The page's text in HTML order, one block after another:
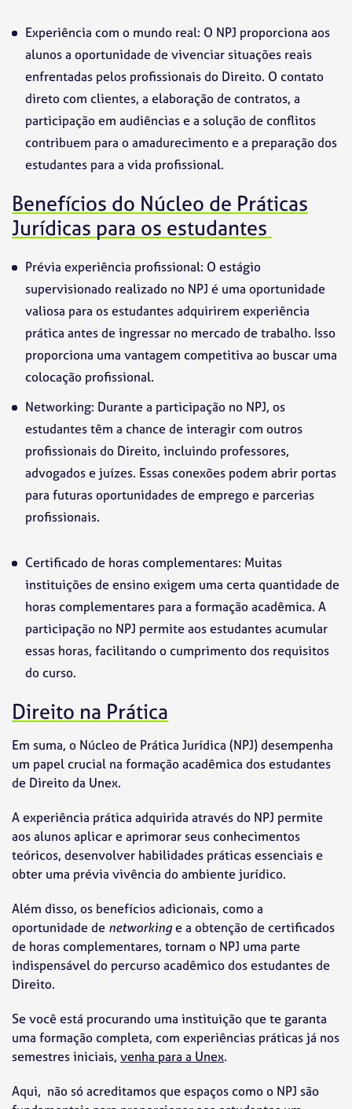
Experiência com o mundo real: O NPJ proporciona aos
alunos a oportunidade de vivenciar situações reais
enfrentadas pelos profissionais do Direito. O contato
direto com clientes, a elaboração de contratos, a
participação em audiências e a solução de conflitos
contribuem para o amadurecimento e a preparação dos
estudantes para a vida profissional.
Benefícios do Núcleo de Práticas
Jurídicas para os estudantes
Prévia experiência profissional: O estágio
supervisionado realizado no NPJ é uma oportunidade
valiosa para os estudantes adquirirem experiência
prática antes de ingressar no mercado de trabalho. Isso
proporciona uma vantagem competitiva ao buscar uma
colocação profissional.
Networking: Durante a participação no NPJ, os
estudantes têm a chance de interagir com outros
profissionais do Direito, incluindo professores,
advogados e juízes. Essas conexões podem abrir portas
para futuras oportunidades de emprego e parcerias
profissionais.
Certificado de horas complementares: Muitas
instituições de ensino exigem uma certa quantidade de
horas complementares para a formação acadêmica. A
participação no NPJ permite aos estudantes acumular
essas horas, facilitando o cumprimento dos requisitos
do curso.
Direito na Prática
Em suma, o Núcleo de Prática Jurídica (NPJ) desempenha
um papel crucial na formação acadêmica dos estudantes
de Direito da Unex.
A experiência prática adquirida através do NPJ permite
aos alunos aplicar e aprimorar seus conhecimentos
teóricos, desenvolver habilidades práticas essenciais e
obter uma prévia vivência do ambiente jurídico.
Além disso, os benefícios adicionais, como a
oportunidade de networkinge a obtenção de certificados
de horas complementares, tornam o NPJ uma parte
indispensável do percurso acadêmico dos estudantes de
Direito.
Se você está procurando uma instituição que te garanta
uma formação completa, com experiências práticas já nos
semestres iniciais, venha para a Unex.
Aqui, não só acreditamos que espaços como o NPJ são